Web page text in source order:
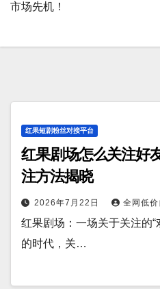
市场先机！
红果短剧粉丝对接平台
红果剧场怎么关注好
注方法揭晓
2026年7月22日 全网低
红果剧场：一场关于关注的
的时代，关…